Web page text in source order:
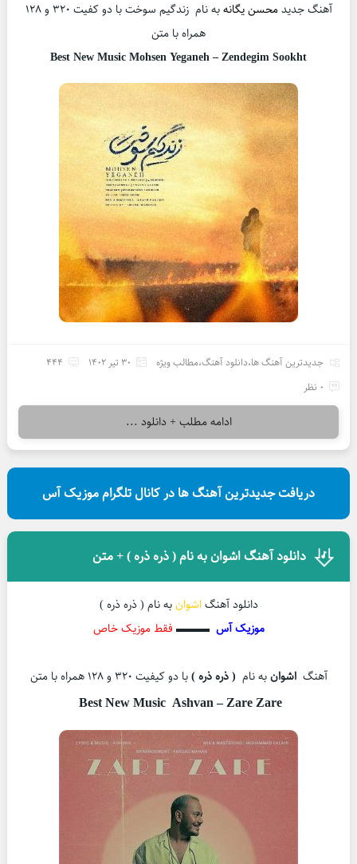
آهنگ جدیدمحسن یگانه
به نام زندگیم سوخت با دو کفیت 320 و 128
همراه با متن
Best New Music Mohsen Yeganeh – Zendegim Sookht
جدیدترین آهنگ ها،دانلود آهنگ،مطالب ویژه 30 تیر 1402
444
0 نظر
ادامه مطلب + دانلود ...
دریافت جدیدترین آهنگ ها در کانال تلگرام موزیک آس
دانلود آهنگ اشوان به نام ( ذره ذره ) + متن
دانلود آهنگاشوانبه نام ( ذره ذره )
موزیک آس ▬▬▬ فقط موزیک خاص
آهنگاشوانبه نام ( ذره ذره )با دو کیفیت ۳۲۰ و ۱۲۸ همراه با متن
Best New Music Ashvan – Zare Zare